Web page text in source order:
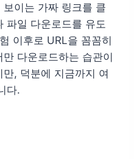
이는 가짜 링크를 클
파일 다운로드를 유도
이후로 URL을 꼼꼼히
다운로드하는 습관이
, 덕분에 지금까지 여
다.